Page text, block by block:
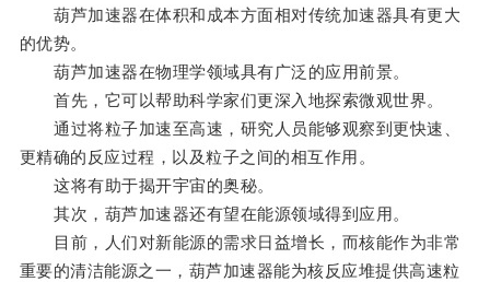
葫芦加速器在体积和成本方面相对传统加速器具有更大
的优势。
葫芦加速器在物理学领域具有广泛的应用前景。
首先，它可以帮助科学家们更深入地探索微观世界。
通过将粒子加速至高速，研究人员能够观察到更快速、
更精确的反应过程，以及粒子之间的相互作用。
这将有助于揭开宇宙的奥秘。
其次，葫芦加速器还有望在能源领域得到应用。
目前，人们对新能源的需求日益增长，而核能作为非常
重要的清洁能源之一，葫芦加速器能为核反应堆提供高速粒